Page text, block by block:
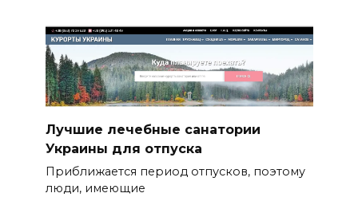
Лучшие лечебные санатории
Украины для отпуска
Приближается период отпусков, поэтому
люди, имеющие